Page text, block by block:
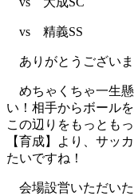
vs 精義SS
ありがとうございま
めちゃくちゃ一生
い！相手からボール
この辺りをもっとも
【育成】より、サッ
たいですね！
会場設営いただい